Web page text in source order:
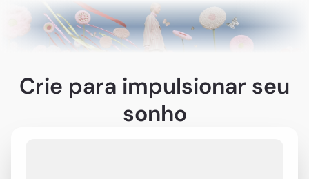
Crie para impulsionar seu
sonho